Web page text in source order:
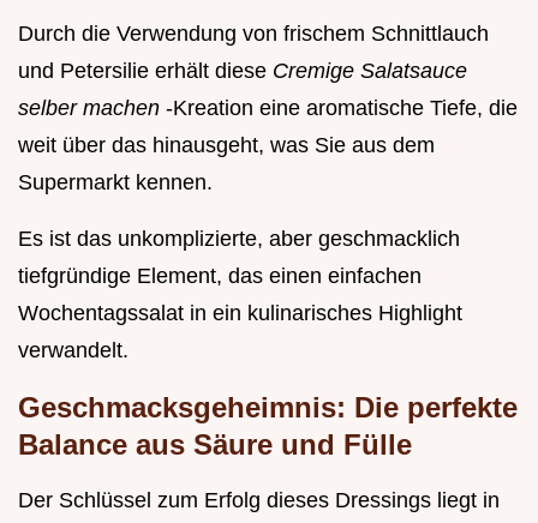
Durch die Verwendung von frischem Schnittlauch
und Petersilie erhält diese Cremige Salatsauce
selber machen -Kreation eine aromatische Tiefe, die
weit über das hinausgeht, was Sie aus dem
Supermarkt kennen.
Es ist das unkomplizierte, aber geschmacklich
tiefgründige Element, das einen einfachen
Wochentagssalat in ein kulinarisches Highlight
verwandelt.
Geschmacksgeheimnis: Die perfekte
Balance aus Säure und Fülle
Der Schlüssel zum Erfolg dieses Dressings liegt in